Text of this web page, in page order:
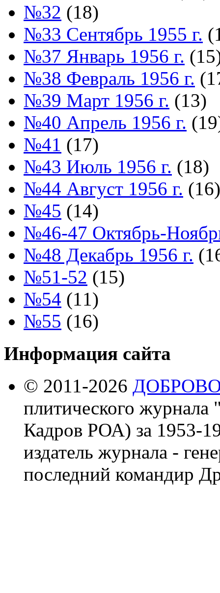
№32 (18)
№33 Сентябрь 1955 г.
№37 Январь 1956 г.
№38 Февраль 1956 г.
№39 Март 1956 г. (13)
№40 Апрель 1956 г.
№41 (17)
№43 Июль 1956 г. (18)
№44 Август 1956 г. (16)
№45 (14)
№46-47 Октябрь-
№48 Декабрь 1956 г.
№51-52 (15)
№54 (11)
№55 (16)
Информация сайта
© 2011-2026
плитического
Кадров РОА) за 1953-
издатель журнала -
последний командир